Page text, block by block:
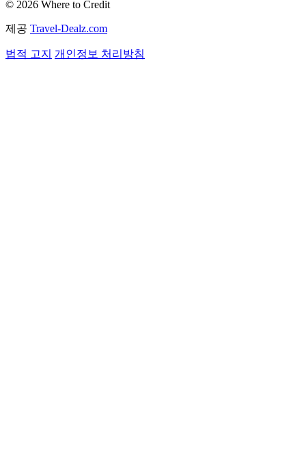
© 2026 Where to Credit
제공 Travel-Dealz.com
법적 고지 개인정보 처리방침